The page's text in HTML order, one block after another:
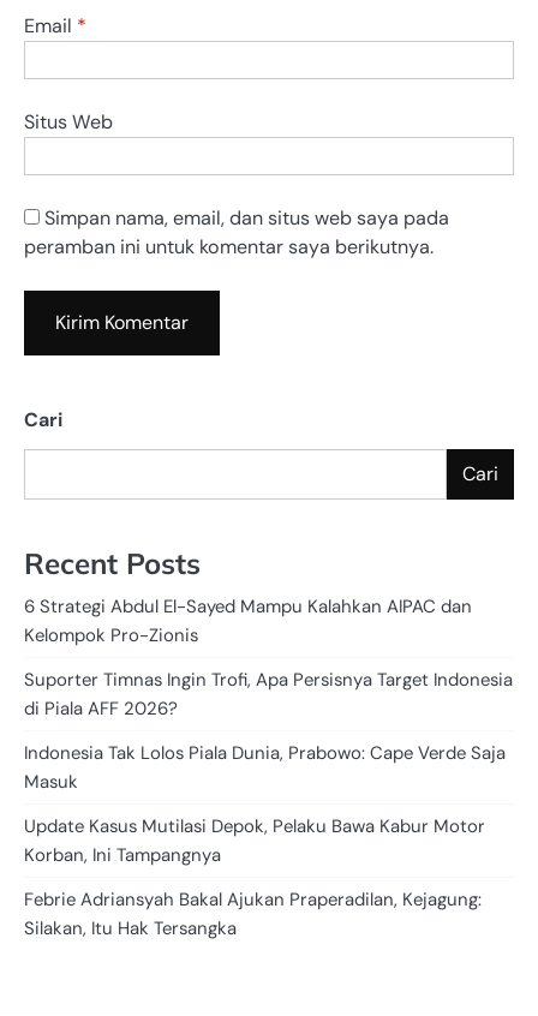
Email *
Situs Web
Simpan nama, email, dan situs web saya pada
peramban ini untuk komentar saya berikutnya.
Cari
Cari
Recent Posts
6 Strategi Abdul El-Sayed Mampu Kalahkan AIPAC dan
Kelompok Pro-Zionis
Suporter Timnas Ingin Trofi, Apa Persisnya Target Indonesia
di Piala AFF 2026?
Indonesia Tak Lolos Piala Dunia, Prabowo: Cape Verde Saja
Masuk
Update Kasus Mutilasi Depok, Pelaku Bawa Kabur Motor
Korban, Ini Tampangnya
Febrie Adriansyah Bakal Ajukan Praperadilan, Kejagung:
Silakan, Itu Hak Tersangka